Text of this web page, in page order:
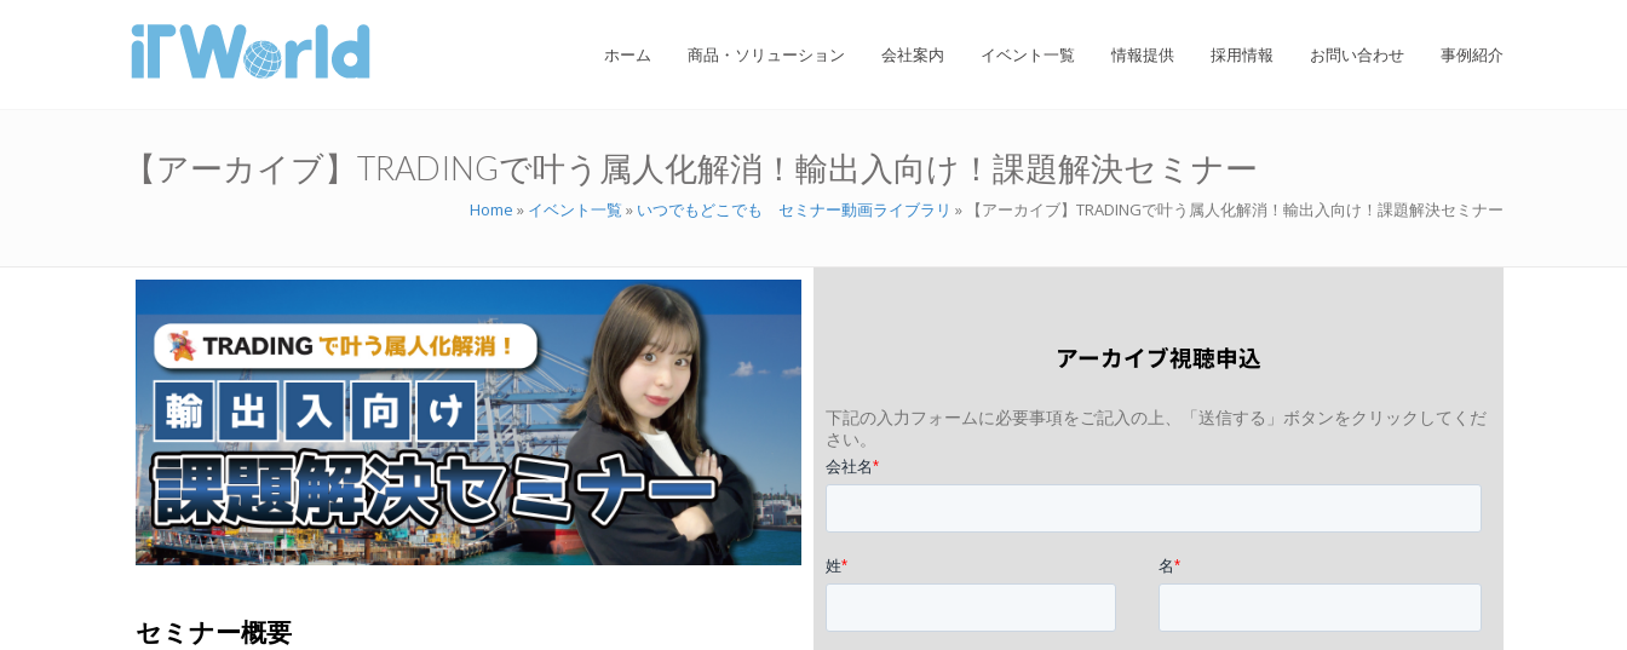
ホーム 商品・ソリューション 会社案内 イベント一覧 情報提供 採用情報 お問い合わせ 事例紹介
【アーカイブ】TRADINGで叶う属人化解消！輸出入向け！課題解決セミナー
Home » イベント一覧 » いつでもどこでも セミナー動画ライブラリ » 【アーカイブ】TRADINGで叶う属人化解消！輸出入向け！課題解決セミナー
セミナー概要
アーカイブ視聴申込